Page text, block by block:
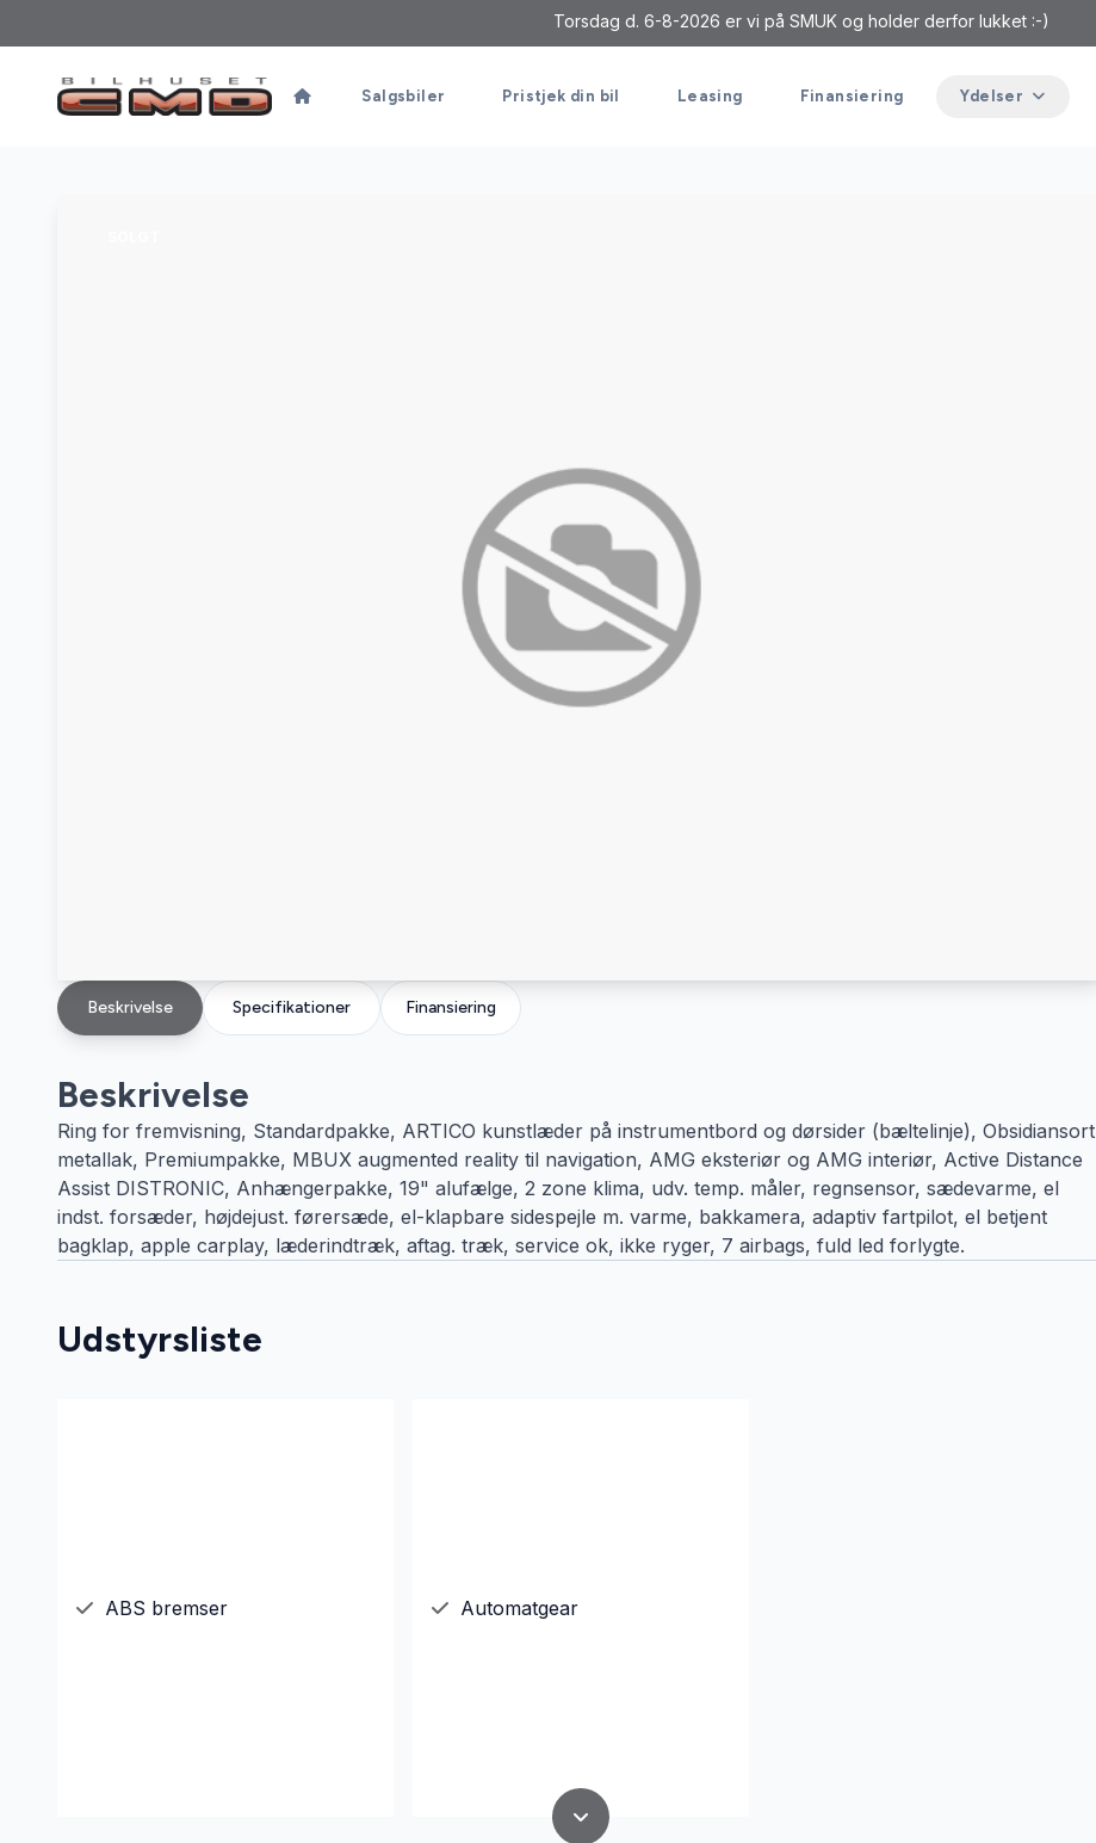
Torsdag d. 6-8-2026 er vi på SMUK og holder derfor lukket :-)
Salgsbiler Pristjek din bil Leasing Finansiering Ydelser
Specifikationer
Beskrivelse Finansiering
Beskrivelse
Ring for fremvisning, Standardpakke, ARTICO kunstlæder på instrumentbord og dørsider (bæltelinje), Obsidiansort
metallak, Premiumpakke, MBUX augmented reality til navigation, AMG eksteriør og AMG interiør, Active Distance
Assist DISTRONIC, Anhængerpakke, 19" alufælge, 2 zone klima, udv. temp. måler, regnsensor, sædevarme, el
indst. forsæder, højdejust. førersæde, el-klapbare sidespejle m. varme, bakkamera, adaptiv fartpilot, el betjent
bagklap, apple carplay, læderindtræk, aftag. træk, service ok, ikke ryger, 7 airbags, fuld led forlygte.
Udstyrsliste
ABS bremser Automatgear